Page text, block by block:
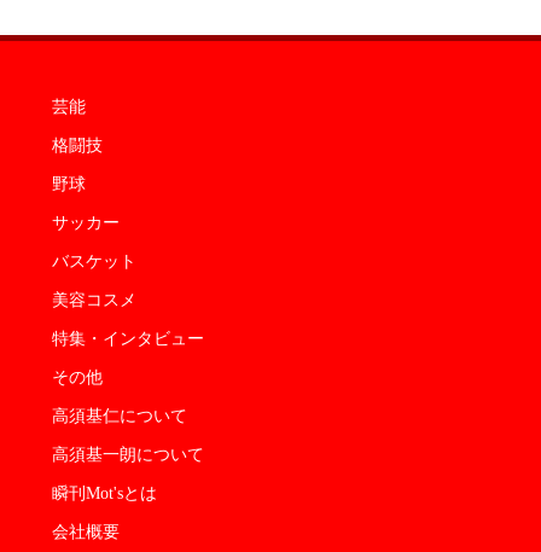
芸能
格闘技
野球
サッカー
バスケット
美容コスメ
特集・インタビュー
その他
高須基仁について
高須基一朗について
瞬刊Mot'sとは
会社概要